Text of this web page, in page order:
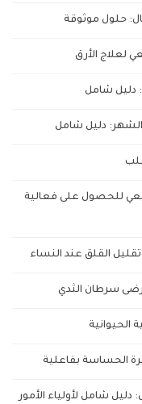
حلول موثوقة
لعلاج الأرق
دليل شامل
الشهر: دليل شامل
للحصول على فعالية
القلق عند النساء
سرطان الثدي
الحيوانية
الحساسة بفاعلية
دليل شامل لأولياء الأمور